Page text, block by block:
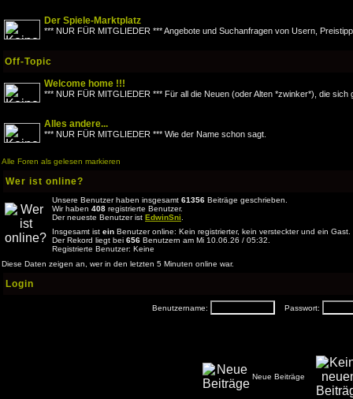
Der Spiele-Marktplatz
*** NUR FÜR MITGLIEDER *** Angebote und Suchanfragen von Usern,
Off-Topic
Welcome home !!!
*** NUR FÜR MITGLIEDER *** Für all die Neuen (oder Alten *zwinker*), die sich
Alles andere...
*** NUR FÜR MITGLIEDER *** Wie der Name schon sagt.
Alle Foren als gelesen markieren
Wer ist online?
Unsere Benutzer haben insgesamt 61356 Beiträge geschrieben.
Wir haben 408 registrierte Benutzer.
Der neueste Benutzer ist EdwinSni
Insgesamt ist ein Benutzer online: Kein registrierter, kein versteckter und ein
Der Rekord liegt bei 656 Benutzern am Mi 10.06.26 / 05:32.
Registrierte Benutzer: Keine
Diese Daten zeigen an, wer in den letzten 5 Minuten online war.
Login
Benutzername: Passwort:
Neue Beiträge